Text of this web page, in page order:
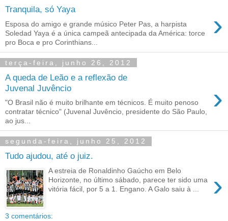
Tranquila, só Yaya ›
Esposa do amigo e grande músico Peter Pas, a harpista
Soledad Yaya é a única campeã antecipada da América: torce
pro Boca e pro Corinthians...
terça-feira, junho 26, 2012
A queda de Leão e a reflexão de
Juvenal Juvêncio
›
"O Brasil não é muito brilhante em técnicos. É muito penoso
contratar técnico" (Juvenal Juvêncio, presidente do São Paulo,
ao jus...
segunda-feira, junho 25, 2012
Tudo ajudou, até o juiz.
›
A estreia de Ronaldinho Gaúcho em Belo
Horizonte, no último sábado, parece ter sido uma
vitória fácil, por 5 a 1. Engano. A Galo saiu à ...
3 comentários: